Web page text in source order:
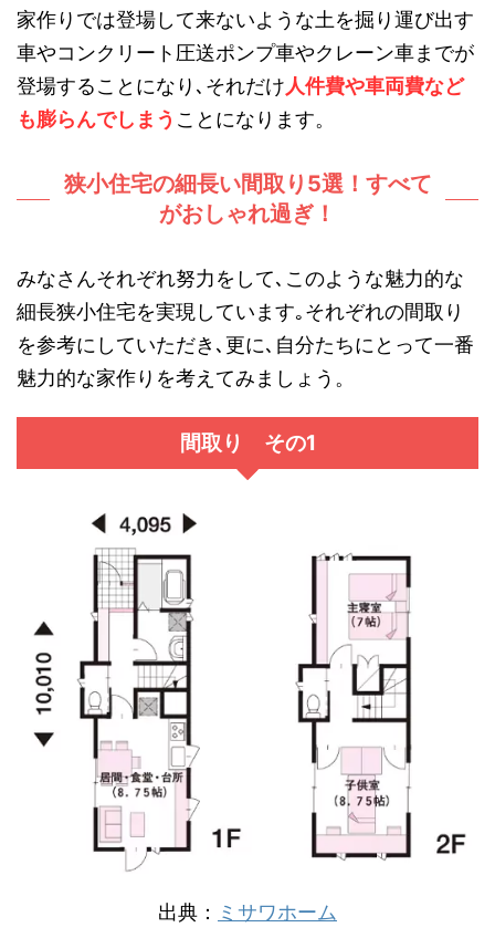
家作りでは登場して来ないような土を掘り運び出す
車やコンクリート圧送ポンプ車やクレーン車までが
登場することになり､それだけ人件費や車両費など
も膨らんでしまう ことになります。
狭小住宅の細長い間取り5選！すべて
がおしゃれ過ぎ！
みなさんそれぞれ努力をして､このような魅力的な
細長狭小住宅を実現しています｡それぞれの間取り
を参考にしていただき､更に､自分たちにとって一番
魅力的な家作りを考えてみましょう。
間取り その1
出典： ミサワホーム